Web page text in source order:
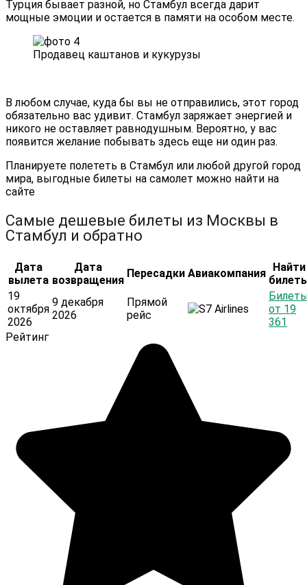
Турция бывает разной, но Стамбул всегда дарит
мощные эмоции и остается в памяти на особом месте.
Продавец каштанов и кукурузы
В любом случае, куда бы вы не отправились, этот город
обязательно вас удивит. Стамбул заряжает энергией и
никого не оставляет равнодушным. Вероятно, у вас
появится желание побывать здесь еще ни один раз.
Планируете полететь в Стамбул или любой другой город
мира, выгодные билеты на самолет можно найти на
сайте
Самые дешевые билеты из Москвы в
Стамбул и обратно
Дата
вылета
Дата
возвращения
Пересадки Авиакомпания Найти
19
октября
2026
9 декабря
2026
Прямой
рейс
от 19
361
Рейтинг